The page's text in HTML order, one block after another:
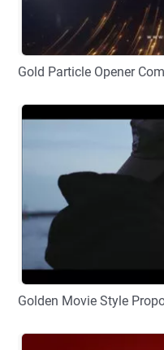
プレビュー
Gold Particle Opener
プレビュー
Golden Movie Style